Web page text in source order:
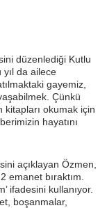
düzenlediği Kutlu
yıl da ailece
gayemiz,
Çünkü
kitapları okumak için
hayatını
açıklayan Özmen,
emanet bıraktım.
ifadesini kullanıyor.
boşanmalar,